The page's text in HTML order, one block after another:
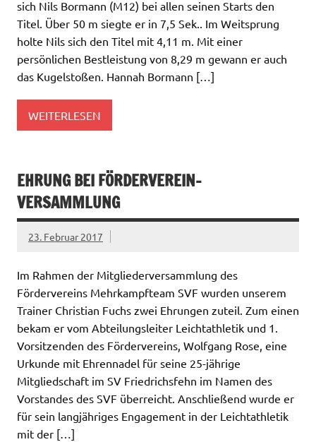
sich Nils Bormann (M12) bei allen seinen Starts den
Titel. Über 50 m siegte er in 7,5 Sek.. Im Weitsprung
holte Nils sich den Titel mit 4,11 m. Mit einer
persönlichen Bestleistung von 8,29 m gewann er auch
das Kugelstoßen. Hannah Bormann […]
WEITERLESEN
EHRUNG BEI FÖRDERVEREIN-
VERSAMMLUNG
23. Februar 2017
Im Rahmen der Mitgliederversammlung des
Fördervereins Mehrkampfteam SVF wurden unserem
Trainer Christian Fuchs zwei Ehrungen zuteil. Zum einen
bekam er vom Abteilungsleiter Leichtathletik und 1.
Vorsitzenden des Fördervereins, Wolfgang Rose, eine
Urkunde mit Ehrennadel für seine 25-jährige
Mitgliedschaft im SV Friedrichsfehn im Namen des
Vorstandes des SVF überreicht. Anschließend wurde er
für sein langjähriges Engagement in der Leichtathletik
mit der […]